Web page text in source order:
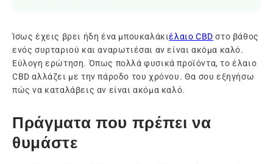
Ίσως έχεις βρει ήδη ένα μπουκαλάκιέλαιο CBD στο βάθος
ενός συρταριού και αναρωτιέσαι αν είναι ακόμα καλό.
Εύλογη ερώτηση. Όπως πολλά φυσικά προϊόντα, το έλαιο
CBD αλλάζει με την πάροδο του χρόνου. Θα σου εξηγήσω
πώς να καταλάβεις αν είναι ακόμα καλό.
Πράγματα που πρέπει να
θυμάστε